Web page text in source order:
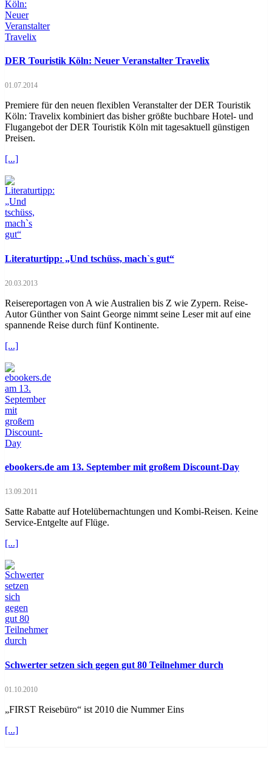
DER Touristik Köln: Neuer Veranstalter Travelix
01.07.2014
Premiere für den neuen flexiblen Veranstalter der DER Touristik
Köln: Travelix kombiniert das bisher größte buchbare Hotel- und
Flugangebot der DER Touristik Köln mit tagesaktuell günstigen
Preisen.
[...]
Literaturtipp: „Und tschüss, mach`s gut“
20.03.2013
Reisereportagen von A wie Australien bis Z wie Zypern. Reise-
Autor Günther von Saint George nimmt seine Leser mit auf eine
spannende Reise durch fünf Kontinente.
[...]
ebookers.de am 13. September mit großem Discount-Day
13.09.2011
Satte Rabatte auf Hotelübernachtungen und Kombi-Reisen. Keine
Service-Entgelte auf Flüge.
[...]
Schwerter setzen sich gegen gut 80 Teilnehmer durch
01.10.2010
„FIRST Reisebüro“ ist 2010 die Nummer Eins
[...]